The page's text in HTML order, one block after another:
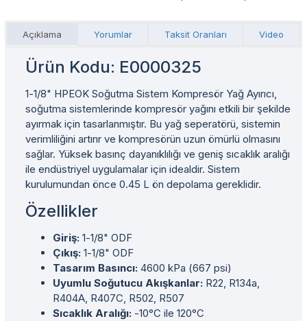
Açıklama Yorumlar Taksit Oranları Video
Ürün Kodu: E0000325
1-1/8" HPEOK Soğutma Sistem Kompresör Yağ Ayırıcı,
soğutma sistemlerinde kompresör yağını etkili bir şekilde
ayırmak için tasarlanmıştır. Bu yağ seperatörü, sistemin
verimliliğini artırır ve kompresörün uzun ömürlü olmasını
sağlar. Yüksek basınç dayanıklılığı ve geniş sıcaklık aralığı
ile endüstriyel uygulamalar için idealdir. Sistem
kurulumundan önce 0.45 L ön depolama gereklidir.
Özellikler
Giriş: 1-1/8" ODF
Çıkış: 1-1/8" ODF
Tasarım Basıncı: 4600 kPa (667 psi)
Uyumlu Soğutucu Akışkanlar: R22, R134a,
R404A, R407C, R502, R507
Sıcaklık Aralığı: -10°C ile 120°C